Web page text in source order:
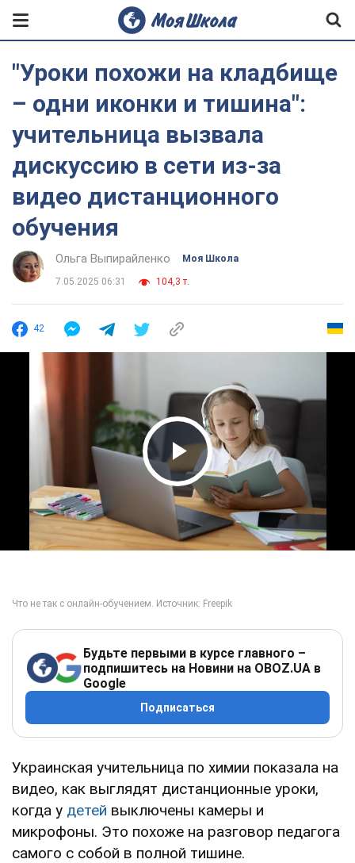
"Уроки похожи на кладбище
– одни иконки и тишина":
учительница вызвала
дискуссию в сети из-за
видео дистанционного
обучения
Ольга Выпирайленко Моя Школа
7.05.2025 06:31 104,3 т.
42
Play Video
Будьте первыми в курсе главного –
подпишитесь на Новини на OBOZ.UA в
Google
Подписаться
Украинская учительница по химии показала на
видео, как выглядят дистанционные уроки,
когда у детей выключены камеры и
микрофоны. Это похоже на разговор педагога
самого с собой в полной тишине.